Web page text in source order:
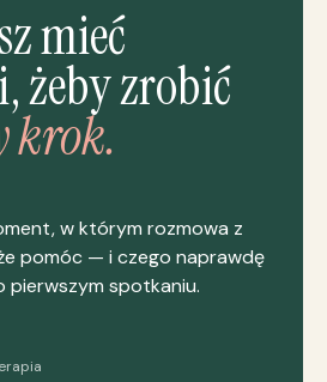
mieć
żeby zrobić
krok.
w którym rozmowa z
pomóc — i czego naprawdę
pierwszym spotkaniu.